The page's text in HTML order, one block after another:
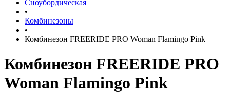
Сноубордическая
•
Комбинезоны
•
Комбинезон FREERIDE PRO Woman Flamingo Pink
Комбинезон FREERIDE PRO
Woman Flamingo Pink